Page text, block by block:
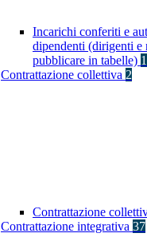
Incarichi conferiti e
dipendenti (dirigenti e
pubblicare in tabelle)
Contrattazione collettiva 2
Contrattazione
Contrattazione integrativa 37